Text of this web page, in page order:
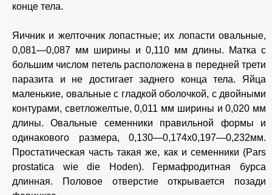
конце тела.
Яичник и желточник лопастные; их лопасти овальные,
0,081—0,087 мм ширины и 0,110 мм длины. Матка с
большим числом петель расположена в передней трети
паразита и не достигает заднего конца тела. Яйца
маленькие, овальные с гладкой оболочкой, с двойными
контурами, светложелтые, 0,011 мм ширины и 0,020 мм
длины. Овальные семенники правильной формы и
одинакового размера, 0,130—0,174x0,197—0,232мм.
Простатическая часть такая же, как и семенники (Pars
prostatica wie die Hoden). Гермафродитная бурса
длинная. Половое отверстие открывается позади